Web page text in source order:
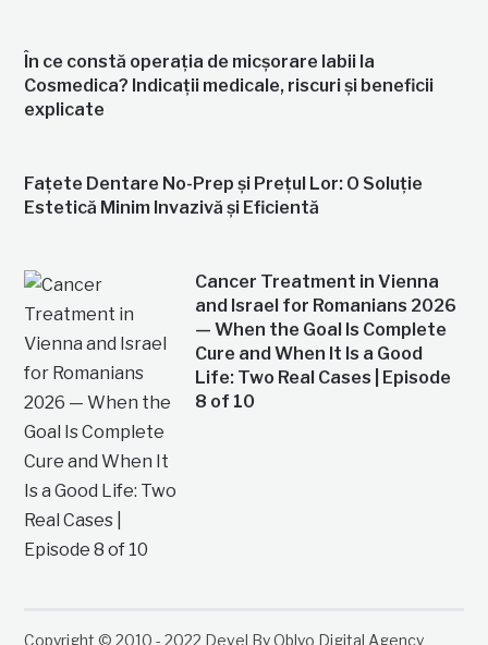
În ce constă operația de micșorare labii la
Cosmedica? Indicații medicale, riscuri și beneficii
explicate
Fațete Dentare No-Prep și Prețul Lor: O Soluție
Estetică Minim Invazivă și Eficientă
Cancer Treatment in Vienna
and Israel for Romanians 2026
— When the Goal Is Complete
Cure and When It Is a Good
Life: Two Real Cases | Episode
8 of 10
Copyright © 2010 - 2022 Devel By Oblyo Digital Agency